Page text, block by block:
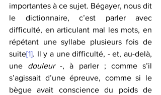
importantes à ce sujet. Bégayer, nous dit
le dictionnaire, c’est parler avec
difficulté, en articulant mal les mots, en
répétant une syllabe plusieurs fois de
suite[1]. Il y a une difficulté, - et, au-delà,
une douleur -, à parler ; comme s’il
s’agissait d’une épreuve, comme si le
bègue avait conscience du poids de